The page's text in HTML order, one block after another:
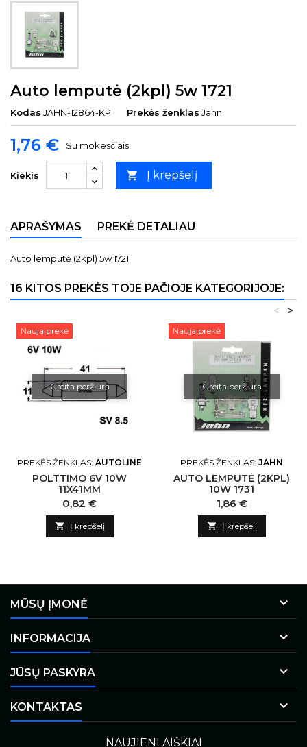
Auto lemputė (2kpl) 5w 1721
Kodas JAHN-12864-KP Prekės ženklas Jahn
1,76 € Su mokesčiais
Kiekis  Į krepšelį
APRAŠYMAS PREKĖ DETALIAU
Auto lemputė (2kpl) 5w 1721
16 KITOS PREKĖS TOJE PAČIOJE KATEGORIJOJE:
>
<
Nauja prekė
Greita peržiūra
PREKĖS ŽENKLAS: AUTOLINE
POLTTIMO 6V 10W
11X41MM
Kaina
0,82 €
 Į krepšelį
Nauja prekė
Greita peržiūra
PREKĖS ŽENKLAS: JAHN
AUTO LEMPUTĖ (2KPL)
10W 1731
Kaina
1,86 €
 Į krepšelį
MŪSŲ ĮMONĖ 
INFORMACIJA 
JŪSŲ PASKYRA 
KONTAKTAS 
NAUJIENLAIŠKIAI